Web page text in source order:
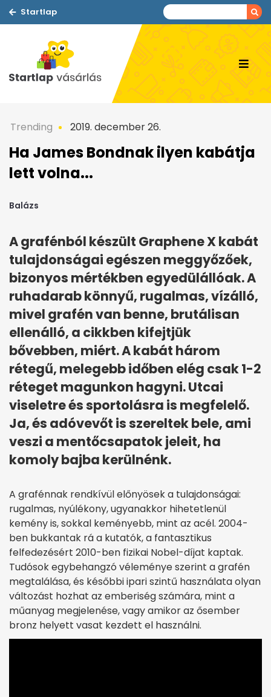
Startlap
Trending 2019. december 26.
Ha James Bondnak ilyen kabátja
lett volna...
Balázs
A grafénból készült Graphene X kabát
tulajdonságai egészen meggyőzőek,
bizonyos mértékben egyedülállóak. A
ruhadarab könnyű, rugalmas, vízálló,
mivel grafén van benne, brutálisan
ellenálló, a cikkben kifejtjük
bővebben, miért. A kabát három
rétegű, melegebb időben elég csak 1-2
réteget magunkon hagyni. Utcai
viseletre és sportolásra is megfelelő.
Ja, és adóvevőt is szereltek bele, ami
veszi a mentőcsapatok jeleit, ha
komoly bajba kerülnénk.
A grafénnak rendkívül előnyösek a tulajdonságai:
rugalmas, nyúlékony, ugyanakkor hihetetlenül
kemény is, sokkal keményebb, mint az acél. 2004-
ben bukkantak rá a kutatók, a fantasztikus
felfedezésért 2010-ben fizikai Nobel-díjat kaptak.
Tudósok egybehangzó véleménye szerint a grafén
megtalálása, és későbbi ipari szintű használata olyan
változást hozhat az emberiség számára, mint a
műanyag megjelenése, vagy amikor az ősember
bronz helyett vasat kezdett el használni.